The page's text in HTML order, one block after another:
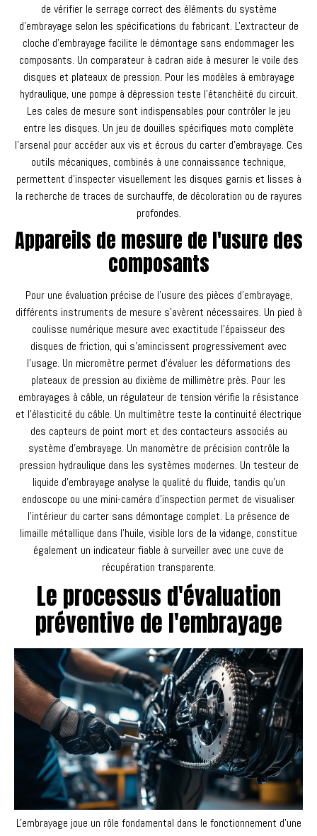
de vérifier le serrage correct des éléments du système
d'embrayage selon les spécifications du fabricant. L'extracteur de
cloche d'embrayage facilite le démontage sans endommager les
composants. Un comparateur à cadran aide à mesurer le voile des
disques et plateaux de pression. Pour les modèles à embrayage
hydraulique, une pompe à dépression teste l'étanchéité du circuit.
Les cales de mesure sont indispensables pour contrôler le jeu
entre les disques. Un jeu de douilles spécifiques moto complète
l'arsenal pour accéder aux vis et écrous du carter d'embrayage. Ces
outils mécaniques, combinés à une connaissance technique,
permettent d'inspecter visuellement les disques garnis et lisses à
la recherche de traces de surchauffe, de décoloration ou de rayures
profondes.
Appareils de mesure de l'usure des
composants
Pour une évaluation précise de l'usure des pièces d'embrayage,
différents instruments de mesure s'avèrent nécessaires. Un pied à
coulisse numérique mesure avec exactitude l'épaisseur des
disques de friction, qui s'amincissent progressivement avec
l'usage. Un micromètre permet d'évaluer les déformations des
plateaux de pression au dixième de millimètre près. Pour les
embrayages à câble, un régulateur de tension vérifie la résistance
et l'élasticité du câble. Un multimètre teste la continuité électrique
des capteurs de point mort et des contacteurs associés au
système d'embrayage. Un manomètre de précision contrôle la
pression hydraulique dans les systèmes modernes. Un testeur de
liquide d'embrayage analyse la qualité du fluide, tandis qu'un
endoscope ou une mini-caméra d'inspection permet de visualiser
l'intérieur du carter sans démontage complet. La présence de
limaille métallique dans l'huile, visible lors de la vidange, constitue
également un indicateur fiable à surveiller avec une cuve de
récupération transparente.
Le processus d'évaluation
préventive de l'embrayage
L'embrayage joue un rôle fondamental dans le fonctionnement d'une